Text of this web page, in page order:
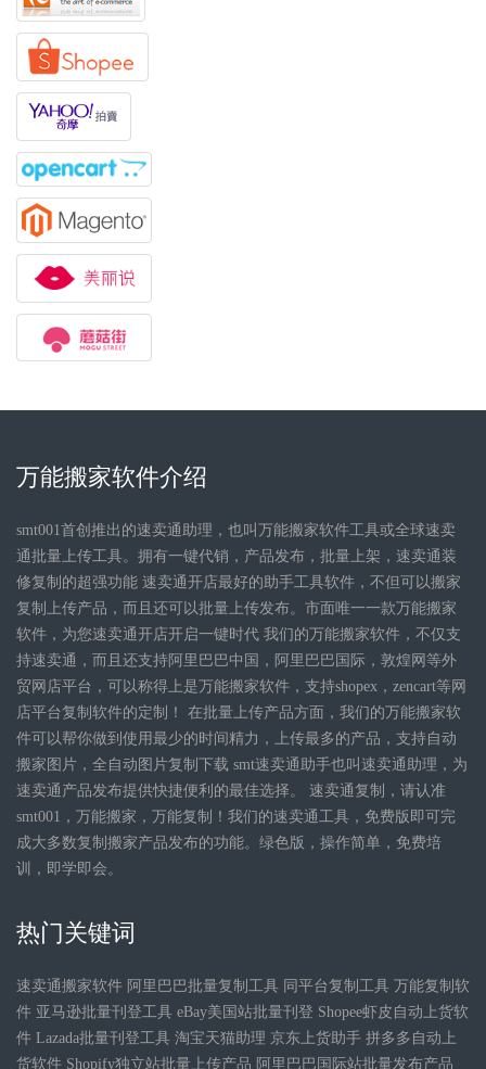
万能搬家软件介绍
smt001首创推出的速卖通助理，也叫万能搬家软件工具或全球速卖
通批量上传工具。拥有一键代销，产品发布，批量上架，速卖通装
修复制的超强功能 速卖通开店最好的助手工具软件，不但可以搬家
复制上传产品，而且还可以批量上传发布。市面唯一一款万能搬家
软件，为您速卖通开店开启一键时代 我们的万能搬家软件，不仅支
持速卖通，而且还支持阿里巴巴中国，阿里巴巴国际，敦煌网等外
贸网店平台，可以称得上是万能搬家软件，支持shopex，zencart等网
店平台复制软件的定制！ 在批量上传产品方面，我们的万能搬家软
件可以帮你做到使用最少的时间精力，上传最多的产品，支持自动
搬家图片，全自动图片复制下载 smt速卖通助手也叫速卖通助理，为
速卖通产品发布提供快捷便利的最佳选择。 速卖通复制，请认准
smt001，万能搬家，万能复制！我们的速卖通工具，免费版即可完
成大多数复制搬家产品发布的功能。绿色版，操作简单，免费培
训，即学即会。
热门关键词
速卖通搬家软件 阿里巴巴批量复制工具 同平台复制工具 万能复制软
件 亚马逊批量刊登工具 eBay美国站批量刊登 Shopee虾皮自动上货软
件 Lazada批量刊登工具 淘宝天猫助理 京东上货助手 拼多多自动上
货软件 Shopify独立站批量上传产品 阿里巴巴国际站批量发布产品